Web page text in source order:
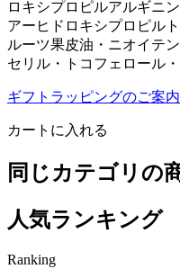
ロキシプロピルアルギニ
アーヒドロキシプロピル
ルーツ果皮油・ニオイテ
セリル・トコフェロール
ギフトラッピングのご案内
カートに入れる
同じカテゴリの
人気ランキング
Ranking